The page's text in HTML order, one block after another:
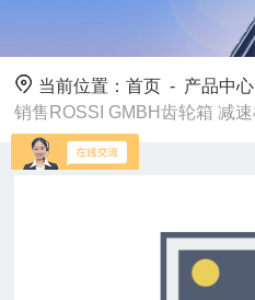
当前位置：首页 - 产品中心
销售ROSSI GMBH齿轮箱 减